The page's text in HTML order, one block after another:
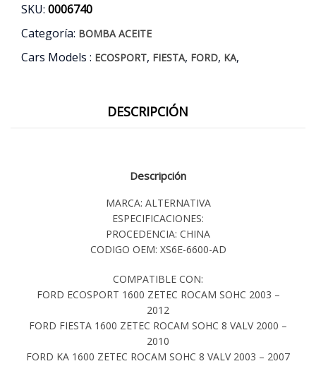
SKU: 0006740
Categoría: BOMBA ACEITE
Cars Models : ECOSPORT, FIESTA, FORD, KA,
DESCRIPCIÓN
Descripción
MARCA: ALTERNATIVA
ESPECIFICACIONES:
PROCEDENCIA: CHINA
CODIGO OEM: XS6E-6600-AD
COMPATIBLE CON:
FORD ECOSPORT 1600 ZETEC ROCAM SOHC 2003 –
2012
FORD FIESTA 1600 ZETEC ROCAM SOHC 8 VALV 2000 –
2010
FORD KA 1600 ZETEC ROCAM SOHC 8 VALV 2003 – 2007